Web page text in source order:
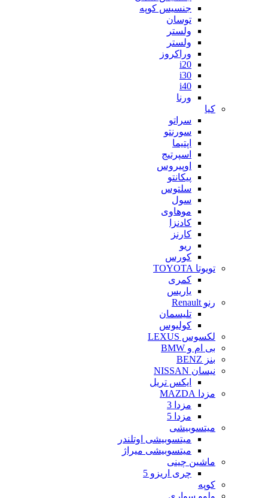
جنسیس کوپه
توسان
ولستر
ولستر
وراکروز
i20
i30
i40
ورنا
کیا
سراتو
سورنتو
اپتیما
اسپرتیج
اوپیروس
پیکانتو
سلتوس
سول
موهاوی
کادنزا
کارنز
ریو
کورس
تویوتا TOYOTA
کمری
یاریس
رنو Renault
تلیسمان
کولیوس
لکسوس LEXUS
بی ام و BMW
بنز BENZ
نیسان NISSAN
ایکس تریل
مزدا MAZDA
مزدا 3
مزدا 5
میتسوبیشی
میتسوبیشی اوتلندر
میتسوبیشی میراژ
ماشین چینی
چری اریزو 5
کوپه
ولوو سواری